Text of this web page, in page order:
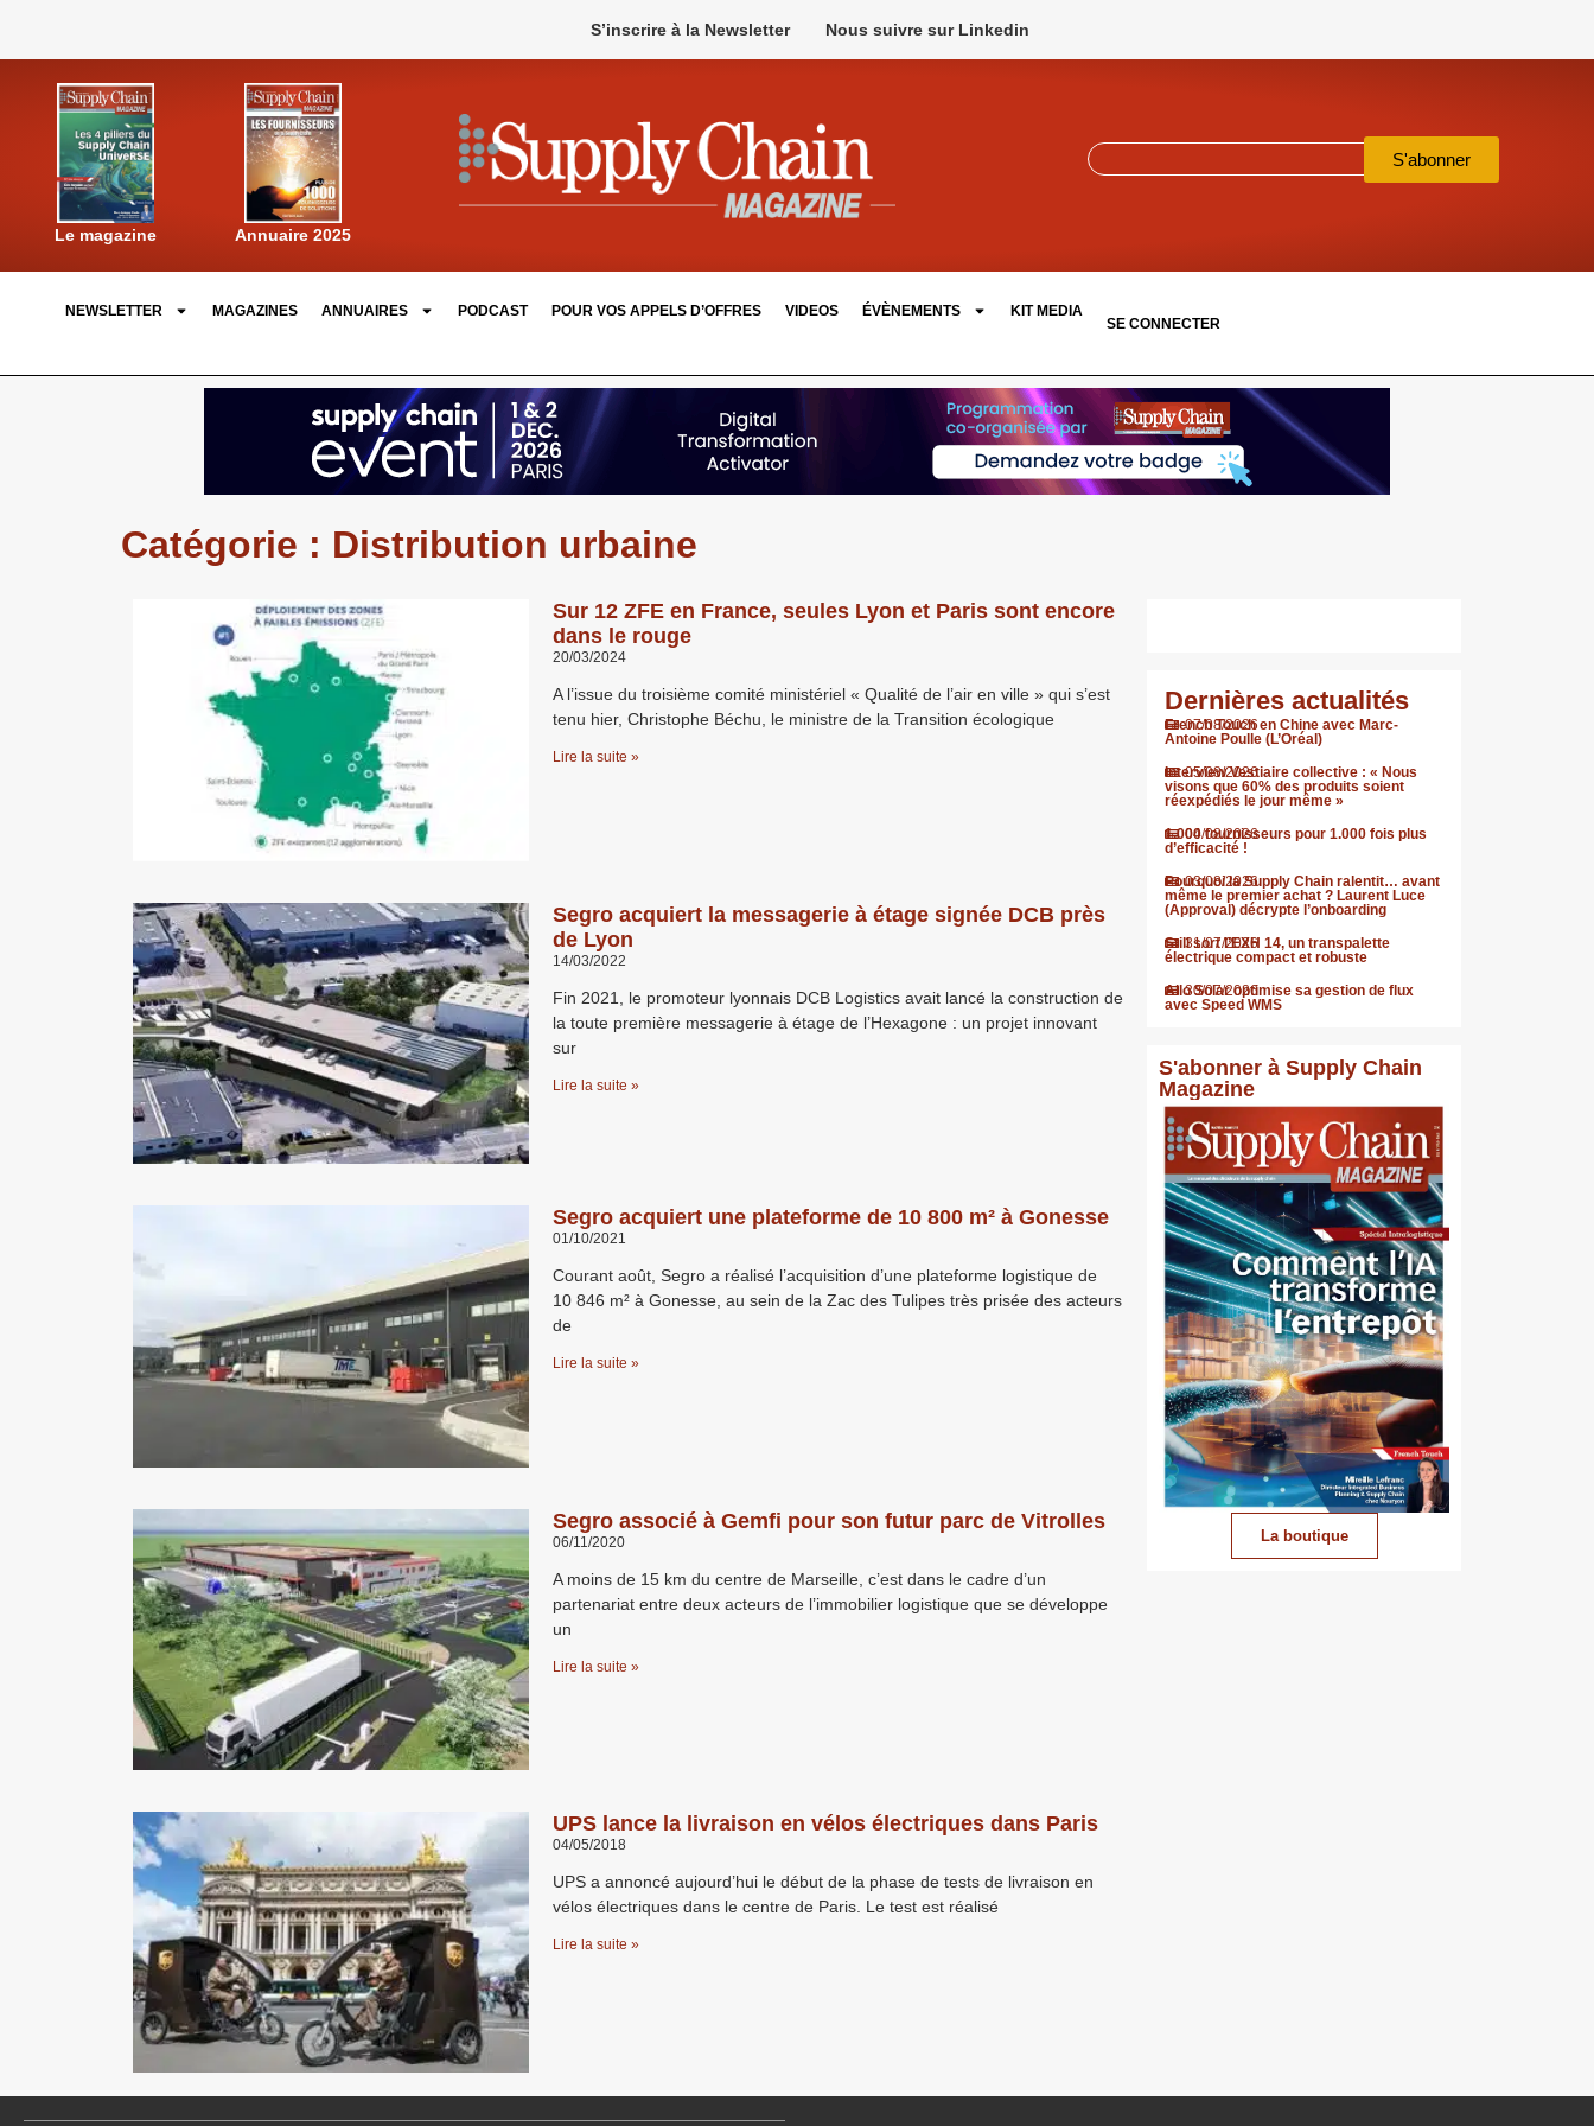
S’inscrire à la Newsletter Nous suivre sur Linkedin
Le magazine Annuaire 2025
S'abonner
NEWSLETTER MAGAZINES ANNUAIRES PODCAST POUR VOS APPELS D’OFFRES VIDEOS ÉVÈNEMENTS KIT MEDIA
SE CONNECTER
Catégorie : Distribution urbaine
Sur 12 ZFE en France, seules Lyon et Paris sont encore
dans le rouge
20/03/2024
A l’issue du troisième comité ministériel « Qualité de l’air en ville » qui s’est
tenu hier, Christophe Béchu, le ministre de la Transition écologique
Lire la suite »
Segro acquiert la messagerie à étage signée DCB près
de Lyon
14/03/2022
Fin 2021, le promoteur lyonnais DCB Logistics avait lancé la construction de
la toute première messagerie à étage de l’Hexagone : un projet innovant
sur
Lire la suite »
Segro acquiert une plateforme de 10 800 m² à Gonesse
01/10/2021
Courant août, Segro a réalisé l’acquisition d’une plateforme logistique de
10 846 m² à Gonesse, au sein de la Zac des Tulipes très prisée des acteurs
de
Lire la suite »
Segro associé à Gemfi pour son futur parc de Vitrolles
06/11/2020
A moins de 15 km du centre de Marseille, c’est dans le cadre d’un
partenariat entre deux acteurs de l’immobilier logistique que se développe
un
Lire la suite »
UPS lance la livraison en vélos électriques dans Paris
04/05/2018
UPS a annoncé aujourd’hui le début de la phase de tests de livraison en
vélos électriques dans le centre de Paris. Le test est réalisé
Lire la suite »
Dernières actualités
07/08/2026
French Touch en Chine avec Marc-
Antoine Poulle (L’Oréal)
05/08/2026
Interview Vestiaire collective : « Nous
visons que 60% des produits soient
réexpédiés le jour même »
04/08/2026
1.000 fournisseurs pour 1.000 fois plus
d’efficacité !
03/08/2026
Pourquoi la Supply Chain ralentit… avant
même le premier achat ? Laurent Luce
(Approval) décrypte l’onboarding
31/07/2026
Still sort l’EXH 14, un transpalette
électrique compact et robuste
30/07/2026
Allo Solar optimise sa gestion de flux
avec Speed WMS
S'abonner à Supply Chain
Magazine
La boutique